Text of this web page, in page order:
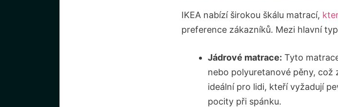
IKEA nabízí širokou škálu matrací,
⁤preference zákazníků. Mezi hlavní⁣
Jádrové matrace: Tyto
‌nebo polyuretanové pěny, což
ideální pro lidi, ⁢kteří vyžadují
pocity při spánku.